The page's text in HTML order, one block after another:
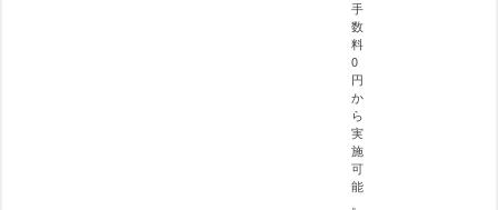
手
数
料
0
円
か
ら
実
施
可
能